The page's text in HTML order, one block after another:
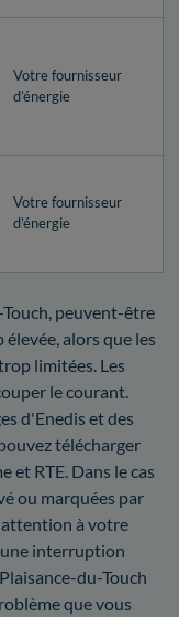
Votre fournisseur
d’énergie
Votre fournisseur
d’énergie
Touch, peuvent-être
alors que les
limitées. Les
le courant.
d'Enedis et des
télécharger
et RTE. Dans le cas
ou marquées par
attention à votre
interruption
du-Touch
que vous